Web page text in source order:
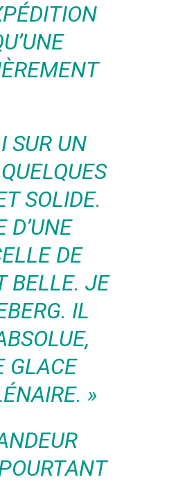
SUR UN
SOLIDE.
D’UNE
DE
BELLE. JE
IL
GLACE
»